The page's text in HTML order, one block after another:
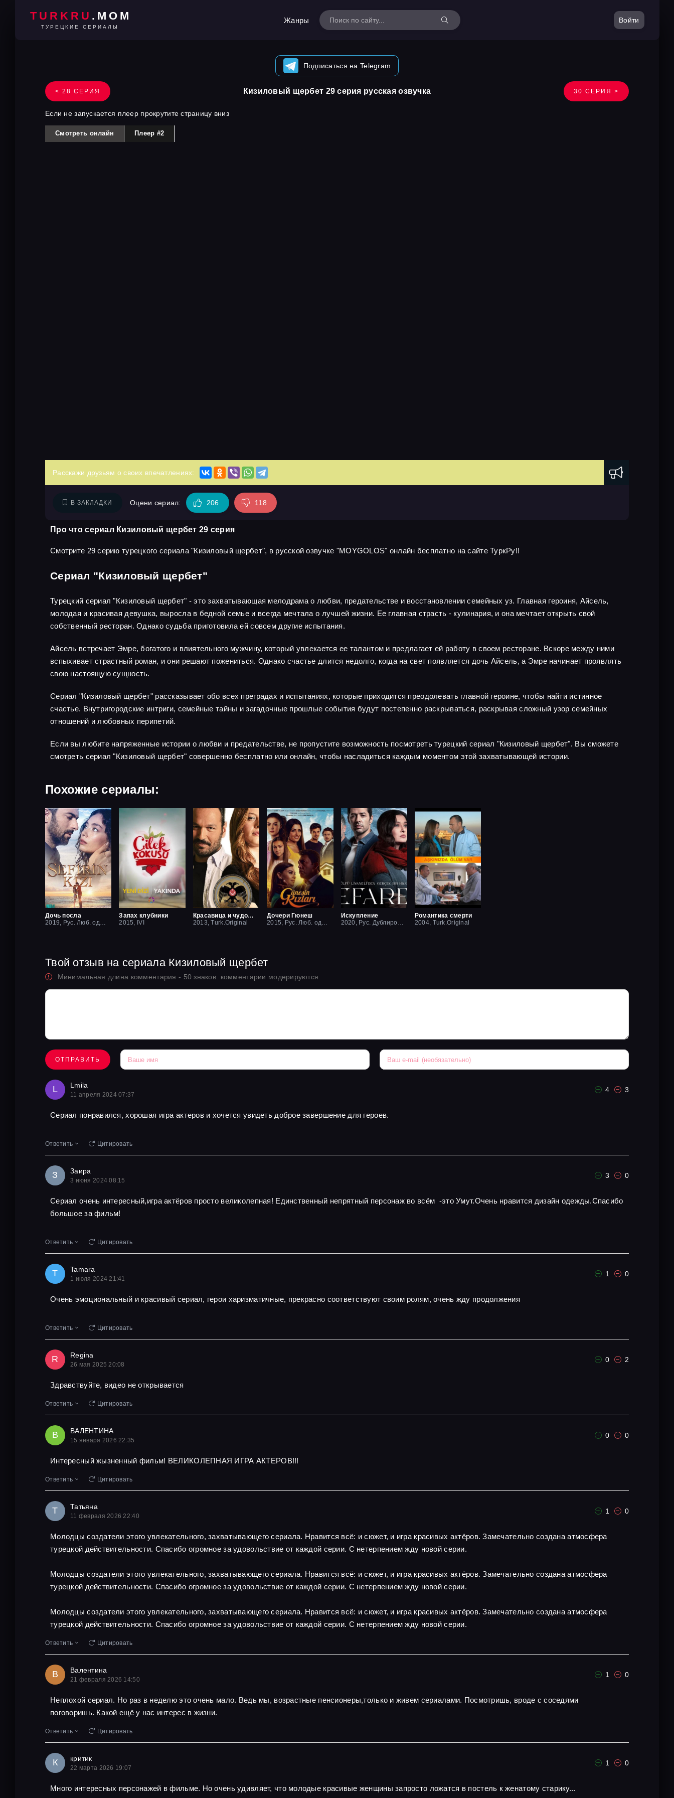
TURKRU .MOM
ТУРЕЦКИЕ СЕРИАЛЫ
Жанры Войти
Подписаться на Telegram
< 28 СЕРИЯ Кизиловый щербет 29 серия русская озвучка 30 СЕРИЯ >
Если не запускается плеер прокрутите страницу вниз
Смотреть онлайн Плеер #2
Расскажи друзьям о своих впечатлениях:
В ЗАКЛАДКИ Оцени сериал: 206 118
Про что сериал Кизиловый щербет 29 серия
Смотрите 29 серию турецкого сериала "Кизиловый щербет", в русской озвучке "MOYGOLOS" онлайн бесплатно на сайте ТуркРу!!
Сериал "Кизиловый щербет"
Турецкий сериал "Кизиловый щербет" - это захватывающая мелодрама о любви, предательстве и восстановлении семейных уз. Главная героиня, Айсель,
молодая и красивая девушка, выросла в бедной семье и всегда мечтала о лучшей жизни. Ее главная страсть - кулинария, и она мечтает открыть свой
собственный ресторан. Однако судьба приготовила ей совсем другие испытания.
Айсель встречает Эмре, богатого и влиятельного мужчину, который увлекается ее талантом и предлагает ей работу в своем ресторане. Вскоре между ними
вспыхивает страстный роман, и они решают пожениться. Однако счастье длится недолго, когда на свет появляется дочь Айсель, а Эмре начинает проявлять
свою настоящую сущность.
Сериал "Кизиловый щербет" рассказывает обо всех преградах и испытаниях, которые приходится преодолевать главной героине, чтобы найти истинное
счастье. Внутригородские интриги, семейные тайны и загадочные прошлые события будут постепенно раскрываться, раскрывая сложный узор семейных
отношений и любовных перипетий.
Если вы любите напряженные истории о любви и предательстве, не пропустите возможность посмотреть турецкий сериал "Кизиловый щербет". Вы сможете
смотреть сериал "Кизиловый щербет" совершенно бесплатно или онлайн, чтобы насладиться каждым моментом этой захватывающей истории.
Похожие сериалы:
Дочь посла
Запах клубники
2015, IVI
Красавица и чудовище
2013, Turk.Original
Дочери Гюнеш
Искупление
Романтика смерти
2004, Turk.Original
Твой отзыв на сериала Кизиловый щербет
Минимальная длина комментария - 50 знаков. комментарии модерируются
ОТПРАВИТЬ
L Lmila
11 апреля 2024 07:37
4 3
Сериал понравился, хорошая игра актеров и хочется увидеть доброе завершение для героев.
Ответить Цитировать
З Заира
3 июня 2024 08:15
3 0
Сериал очень интересный,игра актёров просто великолепная! Единственный непрятный персонаж во всём -это Умут.Очень нравится дизайн одежды.Спасибо
большое за фильм!
Ответить Цитировать
T Tamara
1 июля 2024 21:41
1 0
Очень эмоциональный и красивый сериал, герои харизматичные, прекрасно соответствуют своим ролям, очень жду продолжения
Ответить Цитировать
R Regina
26 мая 2025 20:08
0 2
Здравствуйте, видео не открывается
Ответить Цитировать
В ВАЛЕНТИНА
15 января 2026 22:35
0 0
Интересный жызненный фильм! ВЕЛИКОЛЕПНАЯ ИГРА АКТЕРОВ!!!
Ответить Цитировать
Т Татьяна
11 февраля 2026 22:40
1 0
Молодцы создатели этого увлекательного, захватывающего сериала. Нравится всё: и сюжет, и игра красивых актёров. Замечательно создана атмосфера
турецкой действительности. Спасибо огромное за удовольствие от каждой серии. С нетерпением жду новой серии.
Молодцы создатели этого увлекательного, захватывающего сериала. Нравится всё: и сюжет, и игра красивых актёров. Замечательно создана атмосфера
турецкой действительности. Спасибо огромное за удовольствие от каждой серии. С нетерпением жду новой серии.
Молодцы создатели этого увлекательного, захватывающего сериала. Нравится всё: и сюжет, и игра красивых актёров. Замечательно создана атмосфера
турецкой действительности. Спасибо огромное за удовольствие от каждой серии. С нетерпением жду новой серии.
Ответить Цитировать
В Валентина
21 февраля 2026 14:50
1 0
Неплохой сериал. Но раз в неделю это очень мало. Ведь мы, возрастные пенсионеры,только и живем сериалами. Посмотришь, вроде с соседями
поговоришь. Какой ещё у нас интерес в жизни.
Ответить Цитировать
К критик
22 марта 2026 19:07
1 0
Много интересных персонажей в фильме. Но очень удивляет, что молодые красивые женщины запросто ложатся в постель к женатому старику...